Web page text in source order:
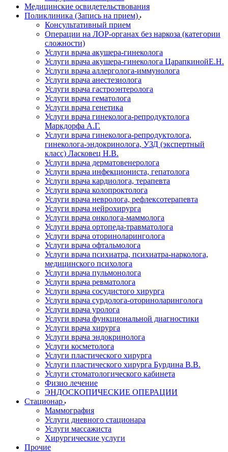
Медицинские освидетельствования
Поликлиника (Запись на прием)
Консультативный прием
Операции на ЛОР-органах без наркоза (категории
сложности)
Услуги врача акушера-гинеколога
Услуги врача акушера-гинеколога ЦарапкинойЕ.Н.
Услуги врача аллерголога-иммунолога
Услуги врача анестезиолога
Услуги врача гастроэнтеролога
Услуги врача гематолога
Услуги врача генетика
Услуги врача гинеколога-репродуктолога
Маркдорфа А.Г.
Услуги врача гинеколога-репродуктолога,
гинеколога-эндокринолога, УЗД (экспертный
класс) Ласковец Н.В.
Услуги врача дерматовенеролога
Услуги врача инфекциониста, гепатолога
Услуги врача кардиолога, терапевта
Услуги врача колопроктолога
Услуги врача невролога, рефлексотерапевта
Услуги врача нейрохирурга
Услуги врача онколога-маммолога
Услуги врача ортопеда-травматолога
Услуги врача оториноларинголога
Услуги врача офтальмолога
Услуги врача психиатра, психиатра-нарколога,
медицинского психолога
Услуги врача пульмонолога
Услуги врача ревматолога
Услуги врача сосудистого хирурга
Услуги врача сурдолога-оториноларинголога
Услуги врача уролога
Услуги врача функциональной диагностики
Услуги врача хирурга
Услуги врача эндокринолога
Услуги косметолога
Услуги пластического хирурга
Услуги пластического хирурга Бурдина В.В.
Услуги стоматологического кабинета
Физио лечение
ЭНДОСКОПИЧЕСКИЕ ОПЕРАЦИИ
Стационар
Маммография
Услуги дневного стационара
Услуги массажиста
Хирургические услуги
Прочие